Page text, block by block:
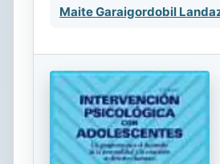
Maite Garaigordobil